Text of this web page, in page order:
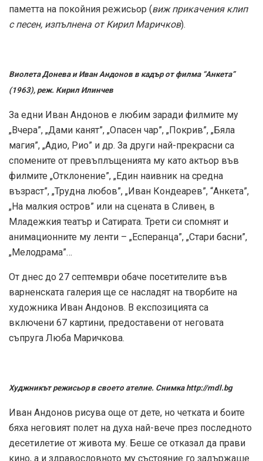
паметта на покойния режисьор (виж прикачения клип
с песен, изпълнена от Кирил Маричков).
Виолета Донева и Иван Андонов в кадър от филма “Анкета”
(1963), реж. Кирил Илинчев
За едни Иван Андонов е любим заради филмите му
„Вчера”, „Дами канят”, „Опасен чар”, „Покрив”, „Бяла
магия”, „Адио, Рио” и др. За други най-прекрасни са
спомените от превъплъщенията му като актьор във
филмите „Отклонение”, „Един наивник на средна
възраст”, „Трудна любов”, „Иван Кондеарев”, “Анкета”,
„На малкия остров” или на сцената в Сливен, в
Младежкия театър и Сатирата. Трети си спомнят и
анимационните му ленти – „Есперанца”, „Стари басни”,
„Мелодрама”…
От днес до 27 септември обаче посетителите във
варненската галерия ще се насладят на творбите на
художника Иван Андонов. В експозицията са
включени 67 картини, предоставени от неговата
съпруга Люба Маричкова.
Худжникът режисьор в своето ателие. Снимка http://mdl.bg
Иван Андонов рисува още от дете, но четката и боите
бяха неговият полет на духа най-вече през последното
десетилетие от живота му. Беше се отказал да прави
кино, а и здравословното му състояние го задържаше